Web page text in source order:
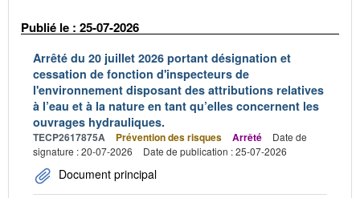
Publié le : 25-07-2026
Arrêté du 20 juillet 2026 portant désignation et
cessation de fonction d'inspecteurs de
l'environnement disposant des attributions relatives
à l’eau et à la nature en tant qu’elles concernent les
ouvrages hydrauliques.
TECP2617875A Prévention des risques Arrêté
Date de
signature : 20-07-2026
Date de publication : 25-07-2026
Document principal